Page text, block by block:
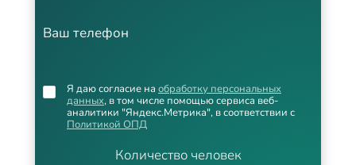
Ваш телефон
Количество человек
Я даю согласие на обработку персональных
данных, в том числе помощью сервиса веб-
аналитики "Яндекс.Метрика", в соответствии с
Политикой ОПД